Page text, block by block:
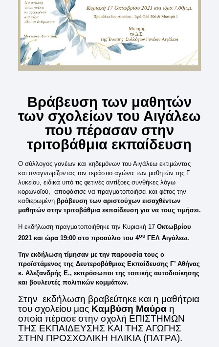
Βράβευση των μαθητών
των σχολείων του Αιγάλεω
που πέρασαν στην
τριτοβάθμια εκπαίδευση
Ο σύλλογος γονέων και κηδεμόνων του Αιγάλεω εκτιμώντας
και αναγνωρίζοντας τον τεράστιο αγώνα των μαθητών της Γ
λυκείου, ειδικά υπό τις φετινές αντίξοες συνθήκες λόγω
κορωνοϊού, αποφάσισε να πραγματοποιήσει και φέτος την
καθιερωμένη βράβευση των αριστούχων εισαχθέντων
μαθητών στην τριτοβάθμια εκπαίδευση για να τους τιμήσει.
Η εκδήλωση πραγματοποιήθηκε την Κυριακή 17 Οκτωβρίου
2021 και ώρα19:00 στο προαύλιο του 4ουΓΕΛ Αιγάλεω.
Την εκδήλωση τίμησαν με την παρουσία τους ο
προϊστάμενος της Δευτεροβάθμιας Εκπαίδευσης Γ’ Αθήνας
κ. Αλεξανδρής Ε., εκπρόσωποι της τοπικής αυτοδιοίκησης
και βουλευτές πολιτικών κομμάτων.
Στην εκδήλωση βραβεύτηκε και η μαθήτρια
του σχολείου μας Καμβύση Μαύραη
οποία πέρασε στην σχολή ΕΠΙΣΤΗΜΩΝ
ΤΗΣ ΕΚΠΑΙΔΕΥΣΗΣ ΚΑΙ ΤΗΣ ΑΓΩΓΗΣ
ΣΤΗΝ ΠΡΟΣΧΟΛΙΚΗ ΗΛΙΚΙΑ (ΠΑΤΡΑ).